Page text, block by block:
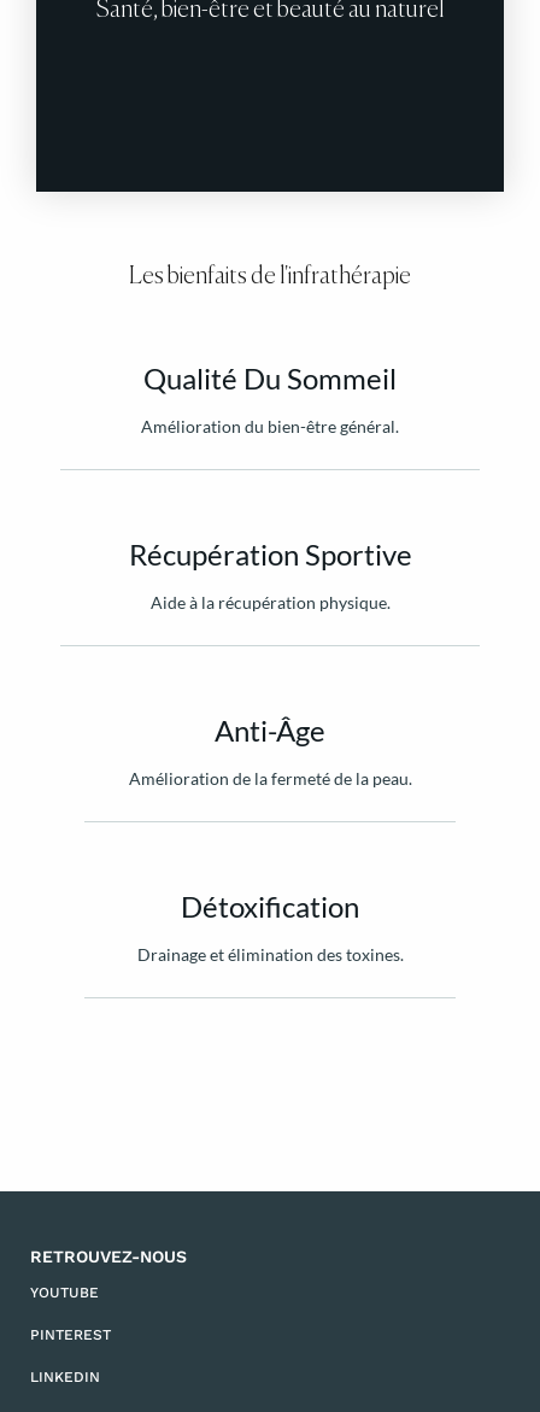
Santé, bien-être et beauté au naturel
Les bienfaits de l'infrathérapie
Qualité Du Sommeil
Amélioration du bien-être général.
Récupération Sportive
Aide à la récupération physique.
Anti-Âge
Amélioration de la fermeté de la peau.
Détoxification
Drainage et élimination des toxines.
RETROUVEZ-NOUS
YOUTUBE
PINTEREST
LINKEDIN